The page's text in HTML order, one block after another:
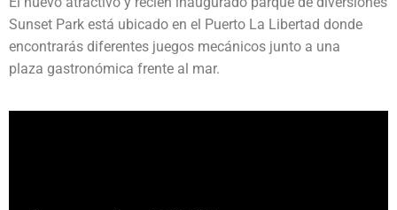
Sunset Park está ubicado en el Puerto La Libertad donde
encontrarás diferentes juegos mecánicos junto a una
plaza gastronómica frente al mar.